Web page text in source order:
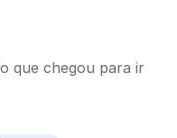
que chegou para ir